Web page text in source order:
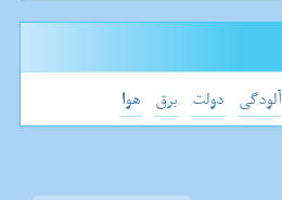
آلودگی دولت برق هوا